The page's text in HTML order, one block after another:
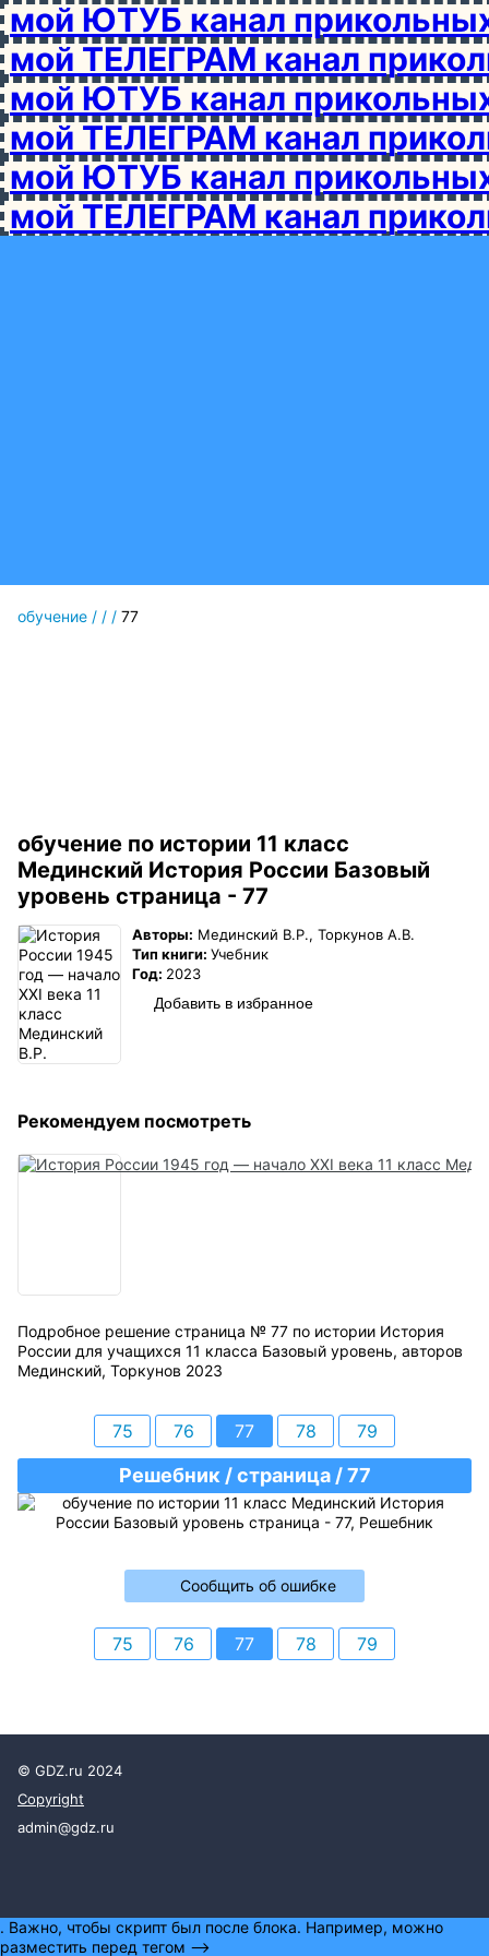
мой ЮТУБ канал
мой ТЕЛЕГРАМ канал
мой ЮТУБ канал
мой ТЕЛЕГРАМ канал
мой ЮТУБ канал
мой ТЕЛЕГРАМ канал
обучение / / / 77
обучение по истории 11 класс
Мединский История России Базовый
уровень страница - 77
Авторы: Мединский В.Р., Торкунов А.В.
Тип книги: Учебник
Год: 2023
Добавить в избранное
Рекомендуем посмотреть
Подробное решение страница № 77 по истории История
России для учащихся 11 класса Базовый уровень, авторов
Мединский, Торкунов 2023
75 76 77 78 79
Решебник / страница / 77
Сообщить об ошибке
75 76 77 78 79
© GDZ.ru 2024
Copyright
admin@gdz.ru
. Важно, чтобы скрипт был после блока. Например, можно
разместить перед тегом -->